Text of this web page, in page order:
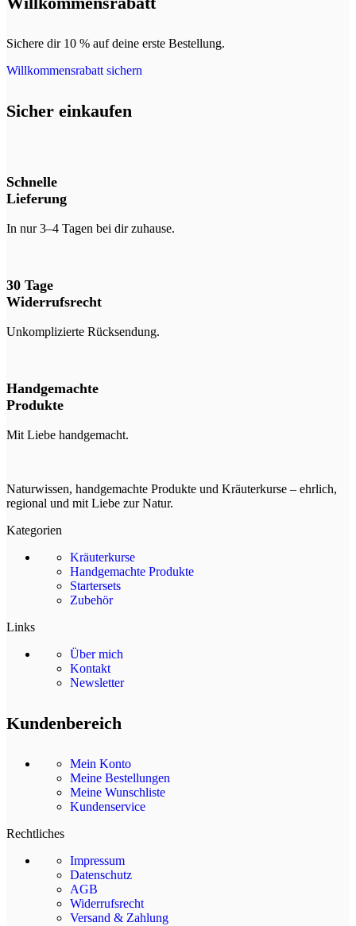
Sichere dir 10 % auf deine erste Bestellung.
Willkommensrabatt sichern
Sicher einkaufen
Schnelle
Lieferung
In nur 3–4 Tagen bei dir zuhause.
30 Tage
Widerrufsrecht
Unkomplizierte Rücksendung.
Handgemachte
Produkte
Mit Liebe handgemacht.
Naturwissen, handgemachte Produkte und Kräuterkurse – ehrlich,
regional und mit Liebe zur Natur.
Kategorien
Kräuterkurse
Handgemachte Produkte
Startersets
Zubehör
Links
Über mich
Kontakt
Newsletter
Kundenbereich
Mein Konto
Meine Bestellungen
Meine Wunschliste
Kundenservice
Rechtliches
Impressum
Datenschutz
AGB
Widerrufsrecht
Versand & Zahlung